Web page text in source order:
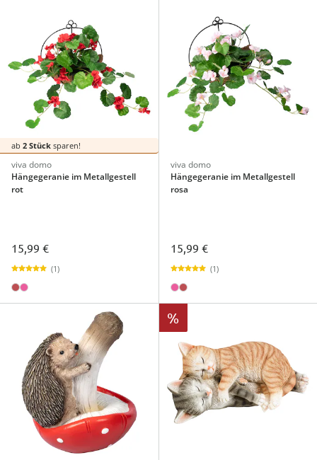
ab 2 Stück sparen!
viva domo
Hängegeranie im Metallgestell
rot
15,99 €
(1)
viva domo
Hängegeranie im Metallgestell
rosa
15,99 €
(1)
%